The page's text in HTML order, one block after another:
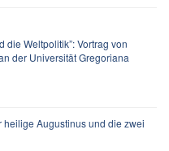
die Weltpolitik”: Vortrag von
der Universität Gregoriana
heilige Augustinus und die zwei